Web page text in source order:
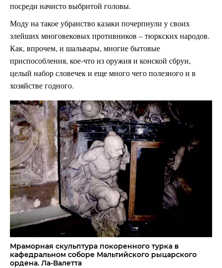
посреди начисто выбритой головы.
Моду на такое убранство казаки почерпнули у своих
злейших многовековых противников – тюркских народов.
Как, впрочем, и шальвары, многие бытовые
приспособления, кое-что из оружия и конской сбруи,
целый набор словечек и еще много чего полезного и в
хозяйстве годного.
Мраморная скульптура покоренного турка в
кафедральном соборе Мальтийского рыцарского
ордена. Ла-Валетта